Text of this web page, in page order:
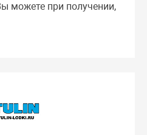
можете при получении,